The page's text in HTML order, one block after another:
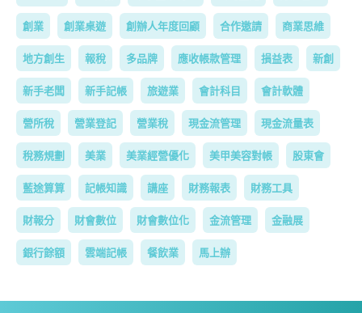
創業 創業桌遊 創辦人年度回顧 合作邀請 商業思維
地方創生 報稅 多品牌 應收帳款管理 損益表 新創
新手老闆 新手記帳 旅遊業 會計科目 會計軟體
營所稅 營業登記 營業稅 現金流管理 現金流量表
稅務規劃 美業 美業經營優化 美甲美容對帳 股東會
藍途算算 記帳知識 講座 財務報表 財務工具
財報分 財會數位 財會數位化 金流管理 金融展
銀行餘額 雲端記帳 餐飲業 馬上辦